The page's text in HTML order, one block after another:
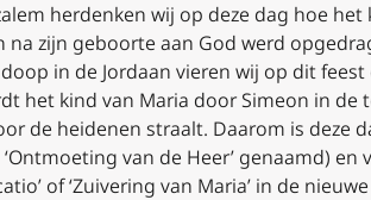
herdenken wij op deze dag hoe
zijn geboorte aan God werd
in de Jordaan vieren wij op dit
het kind van Maria door Simeon in de
de heidenen straalt. Daarom is deze
van de Heer’ genaamd) en
of ‘Zuivering van Maria’ in de